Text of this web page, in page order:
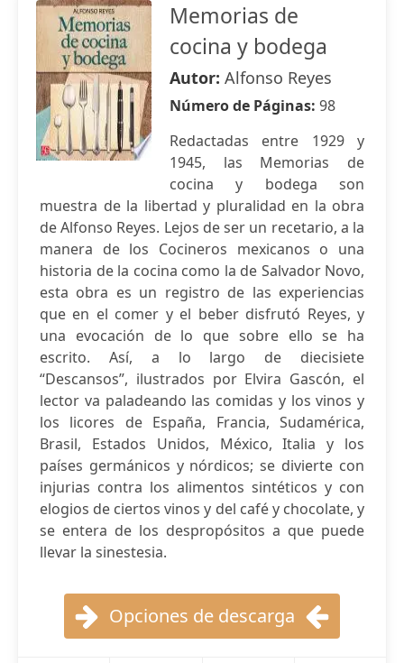
Memorias de
cocina y bodega
Autor: Alfonso Reyes
Número de Páginas: 98
Redactadas entre 1929 y
1945, las Memorias de
cocina y bodega son
muestra de la libertad y pluralidad en la obra
de Alfonso Reyes. Lejos de ser un recetario, a la
manera de los Cocineros mexicanos o una
historia de la cocina como la de Salvador Novo,
esta obra es un registro de las experiencias
que en el comer y el beber disfrutó Reyes, y
una evocación de lo que sobre ello se ha
escrito. Así, a lo largo de diecisiete
“Descansos”, ilustrados por Elvira Gascón, el
lector va paladeando las comidas y los vinos y
los licores de España, Francia, Sudamérica,
Brasil, Estados Unidos, México, Italia y los
países germánicos y nórdicos; se divierte con
injurias contra los alimentos sintéticos y con
elogios de ciertos vinos y del café y chocolate, y
se entera de los despropósitos a que puede
llevar la sinestesia.
Opciones de descarga